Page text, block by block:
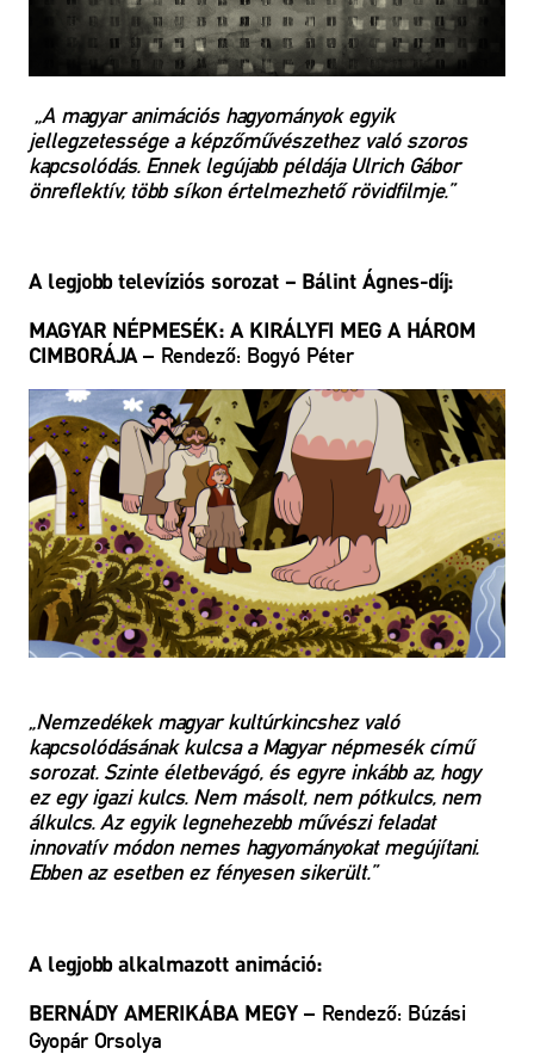
„A magyar animációs hagyományok egyik
jellegzetessége a képzőművészethez való szoros
kapcsolódás. Ennek legújabb példája Ulrich Gábor
önreflektív, több síkon értelmezhető rövidfilmje.”
A legjobb televíziós sorozat – Bálint Ágnes-díj:
MAGYAR NÉPMESÉK: A KIRÁLYFI MEG A HÁROM
CIMBORÁJA – Rendező: Bogyó Péter
„Nemzedékek magyar kultúrkincshez való
kapcsolódásának kulcsa a Magyar népmesék című
sorozat. Szinte életbevágó, és egyre inkább az, hogy
ez egy igazi kulcs. Nem másolt, nem pótkulcs, nem
álkulcs. Az egyik legnehezebb művészi feladat
innovatív módon nemes hagyományokat megújítani.
Ebben az esetben ez fényesen sikerült.”
A legjobb alkalmazott animáció:
BERNÁDY AMERIKÁBA MEGY – Rendező: Búzási
Gyopár Orsolya